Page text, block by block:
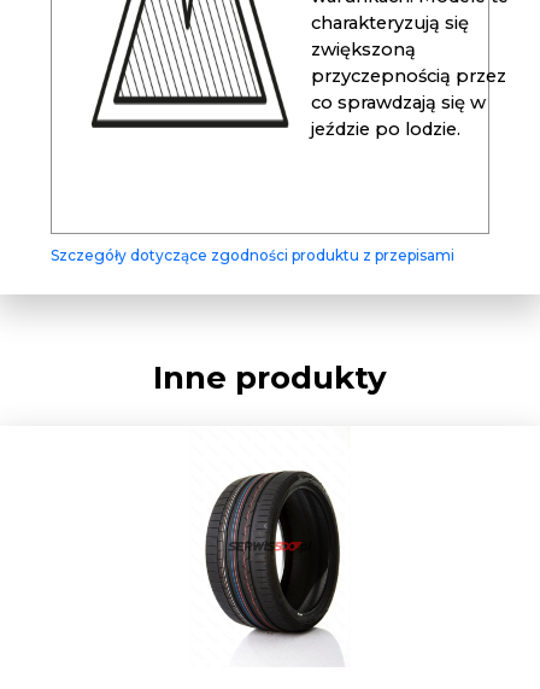
charakteryzują się
zwiększoną
przyczepnością przez
co sprawdzają się w
jeździe po lodzie.
Szczegóły dotyczące zgodności produktu z przepisami
Inne produkty